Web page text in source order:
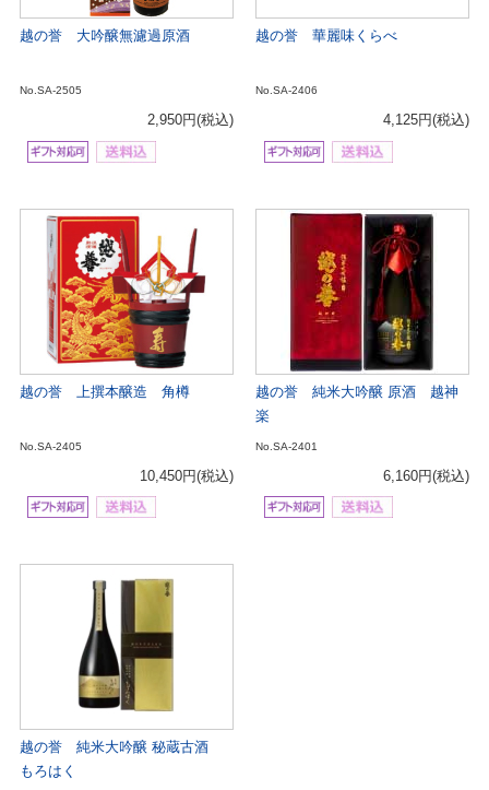
越の誉 大吟醸無濾過原酒
No.SA-2505
2,950円(税込)
越の誉 華麗味くらべ
No.SA-2406
4,125円(税込)
越の誉 上撰本醸造 角樽
No.SA-2405
10,450円(税込)
越の誉 純米大吟醸 原酒 越神
楽
No.SA-2401
6,160円(税込)
越の誉 純米大吟醸 秘蔵古酒
もろはく